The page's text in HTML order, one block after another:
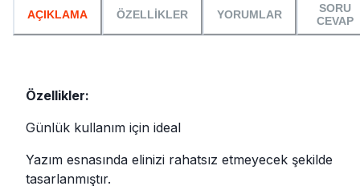
AÇIKLAMA ÖZELLİKLER YORUMLAR
SORU
CEVAP
Özellikler:
Günlük kullanım için ideal
Yazım esnasında elinizi rahatsız etmeyecek şekilde
tasarlanmıştır.